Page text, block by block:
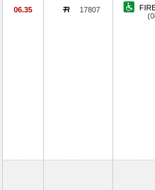
06.35 17807